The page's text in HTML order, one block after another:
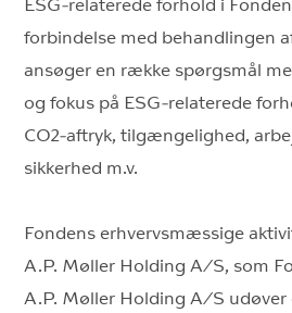
ESG-relaterede forhold i
forbindelse med behandlingen
ansøger en række spørgsmål
og fokus på ESG-relaterede
CO2-aftryk, tilgængelighed,
sikkerhed m.v.
Fondens erhvervsmæssige
A.P. Møller Holding A/S, som
A.P. Møller Holding A/S udøver